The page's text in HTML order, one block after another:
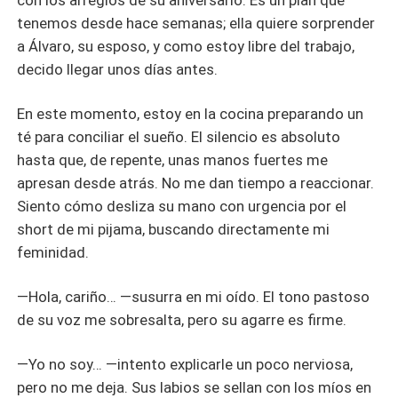
tenemos desde hace semanas; ella quiere sorprender
a Álvaro, su esposo, y como estoy libre del trabajo,
decido llegar unos días antes.
En este momento, estoy en la cocina preparando un
té para conciliar el sueño. El silencio es absoluto
hasta que, de repente, unas manos fuertes me
apresan desde atrás. No me dan tiempo a reaccionar.
Siento cómo desliza su mano con urgencia por el
short de mi pijama, buscando directamente mi
feminidad.
—Hola, cariño… —susurra en mi oído. El tono pastoso
de su voz me sobresalta, pero su agarre es firme.
—Yo no soy… —intento explicarle un poco nerviosa,
pero no me deja. Sus labios se sellan con los míos en